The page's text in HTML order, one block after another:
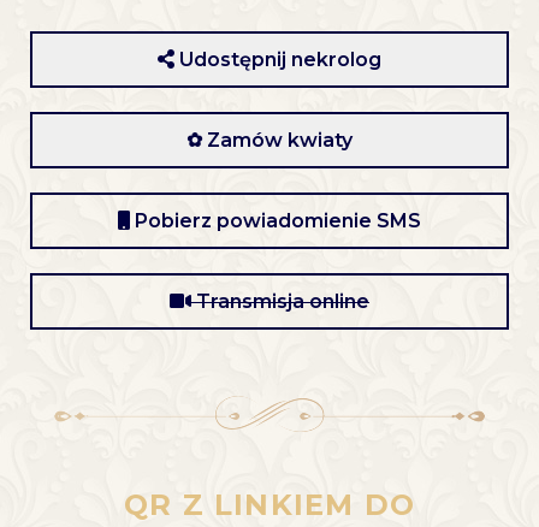
Udostępnij nekrolog
✿ Zamów kwiaty
Pobierz powiadomienie SMS
Transmisja online
QR Z LINKIEM DO